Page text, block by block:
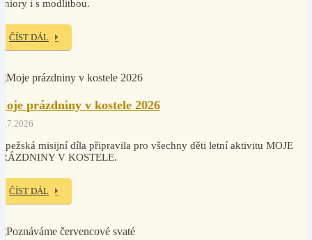
i s modlitbou.
ČÍST DÁL
prázdniny v kostele 2026
misijní díla připravila pro všechny děti letní aktivitu MOJE
V KOSTELE.
ČÍST DÁL